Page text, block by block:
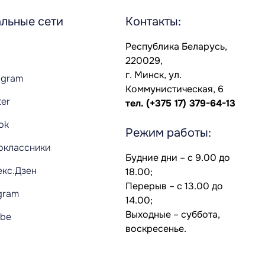
сети Контакты:
Республика Беларусь,
220029,
г. Минск, ул.
Коммунистическая, 6
тел. (+375 17) 379-64-13
Режим работы:
Будние дни – с 9.00 до
18.00;
Перерыв – с 13.00 до
14.00;
Выходные – суббота,
воскресенье.